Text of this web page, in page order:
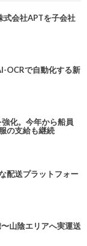
式会社APTを子会社
OCRで自動化する新
化。今年から船員
の支給も継続
配送プラットフォー
山陰エリアへ実運送